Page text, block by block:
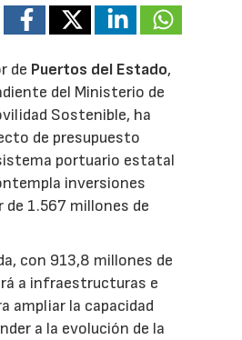
de Puertos del Estado,
del Ministerio de
Sostenible, ha
de presupuesto
portuario estatal
inversiones
de 1.567 millones de
con 913,8 millones de
a infraestructuras e
ampliar la capacidad
a la evolución de la